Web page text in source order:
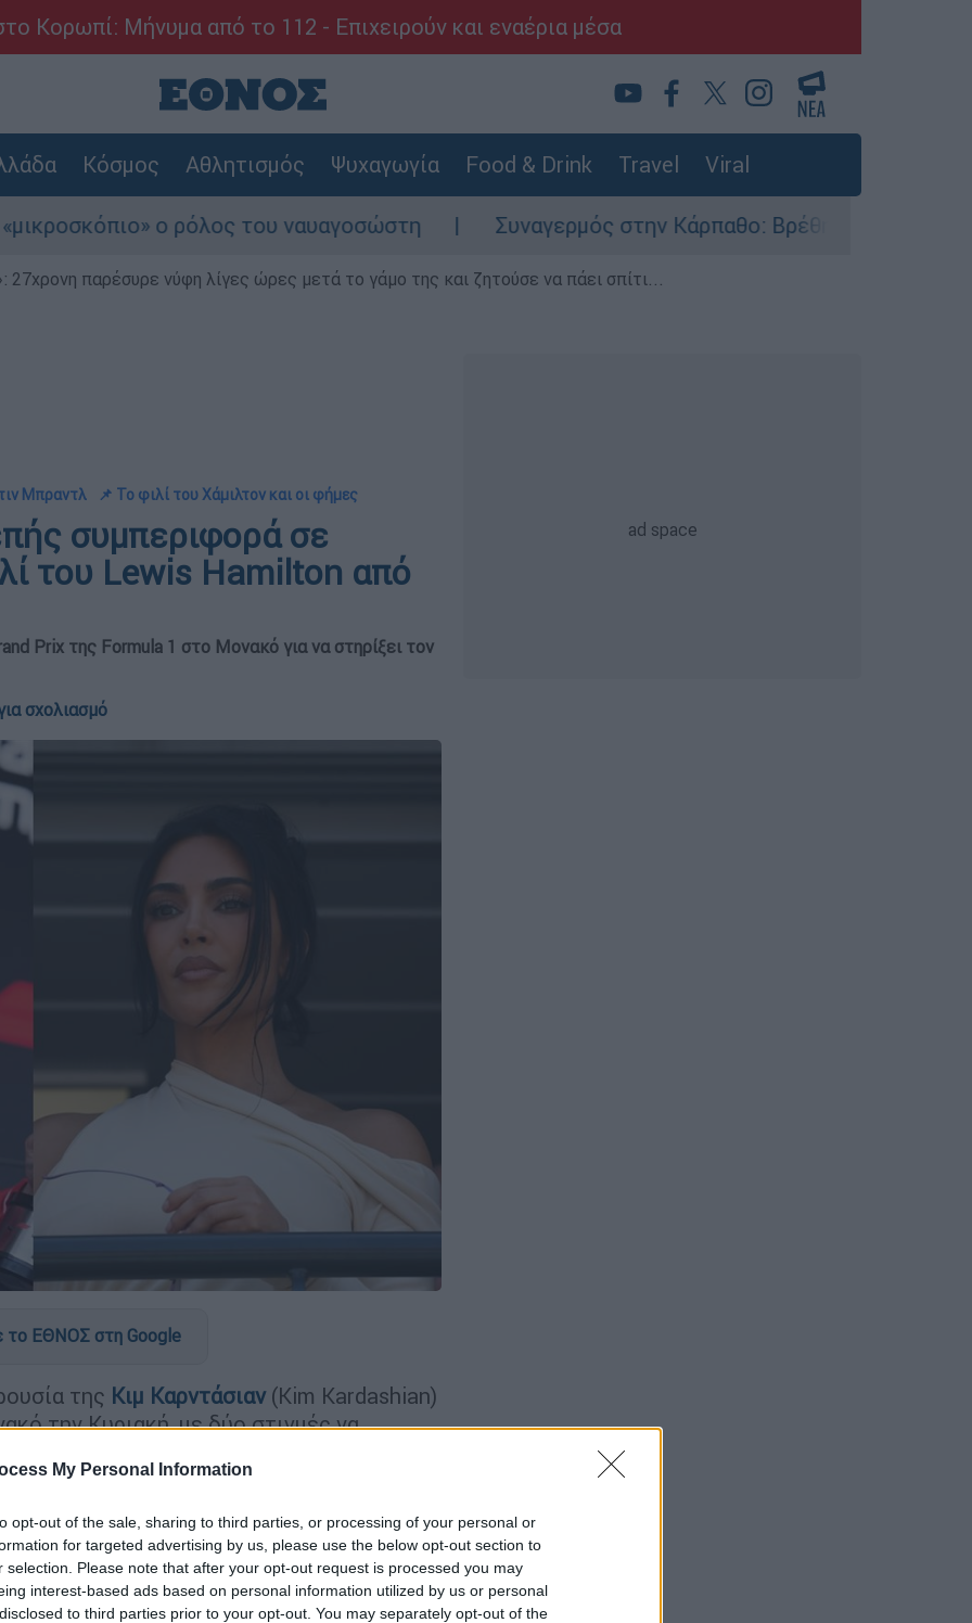
My Personal Information
opt-out of the sale, sharing to third parties, or processing of your personal or
for targeted advertising by us, please use the below opt-out section to
selection. Please note that after your opt-out request is processed you may
interest-based ads based on personal information utilized by us or personal
to third parties prior to your opt-out. You may separately opt-out of the
Κορωπί: Μήνυμα από το 112 - Επιχειρούν και εναέρια μέσα
Κόσμος Αθλητισμός Ψυχαγωγία Food & Drink Travel Viral
ο ρόλος του ναυαγοσώστη Συναγερμός στην Κάρπαθο: Βρέθηκαν παλιά πυρομαχικά
παρέσυρε νύφη λίγες ώρες μετά το γάμο της και ζητούσε να πάει σπίτι...
Μπραντλ 📌 Το φιλί του Χάμιλτον και οι φήμες
συμπεριφορά σε
του Lewis Hamilton από
Prix της Formula 1 στο Μονακό για να στηρίξει τον
σχολιασμό
το ΕΘΝΟΣ στη Google
της Κιμ Καρντάσιαν(Kim Kardashian)
την Κυριακή, με δύο στιγμές να
τρυφερή αλληλεπίδρασή της